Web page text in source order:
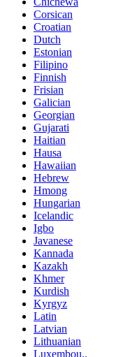
Corsican
Croatian
Dutch
Estonian
Filipino
Finnish
Frisian
Galician
Georgian
Gujarati
Haitian
Hausa
Hawaiian
Hebrew
Hmong
Hungarian
Icelandic
Igbo
Javanese
Kannada
Kazakh
Khmer
Kurdish
Kyrgyz
Latin
Latvian
Lithuanian
Luxembou..